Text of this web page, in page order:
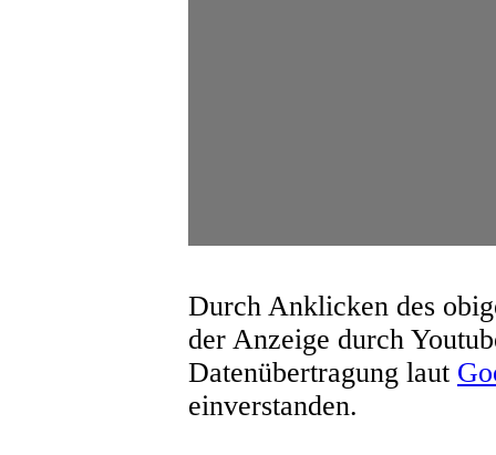
Durch Anklicken des
der Anzeige durch
Datenübertragung laut
einverstanden.